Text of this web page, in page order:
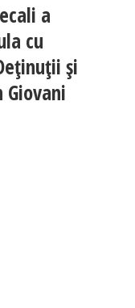
a
cu
și